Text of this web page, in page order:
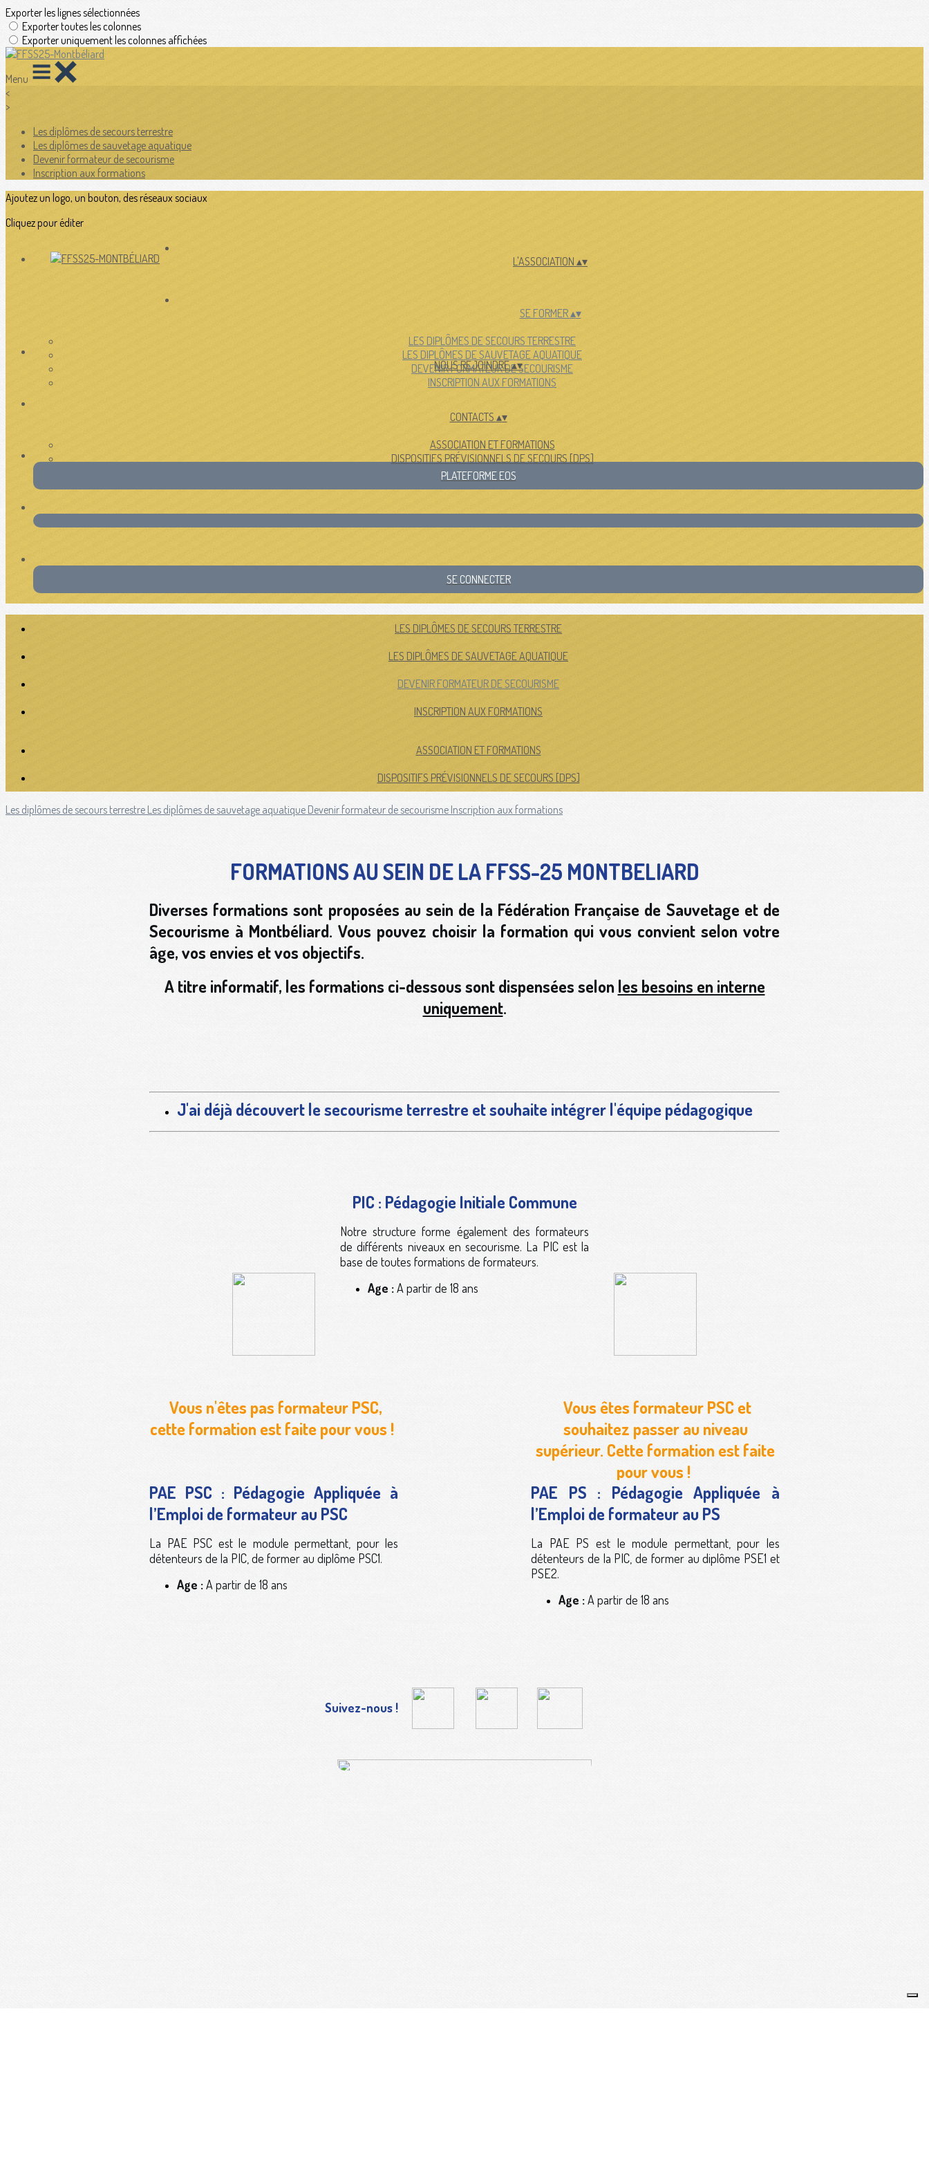
Exporter les lignes sélectionnées
Exporter toutes les colonnes
Exporter uniquement les colonnes affichées
Menu
<
>
Les diplômes de secours terrestre
Les diplômes de sauvetage aquatique
Devenir formateur de secourisme
Inscription aux formations
Ajoutez un logo, un bouton, des réseaux sociaux
Cliquez pour éditer
L'ASSOCIATION ▴▾
SE FORMER▴▾
LES DIPLÔMES DE SECOURS TERRESTRE
LES DIPLÔMES DE SAUVETAGE AQUATIQUE
DEVENIR FORMATEUR DE SECOURISME
INSCRIPTION AUX FORMATIONS
NOUS REJOINDRE▴▾
CONTACTS ▴▾
ASSOCIATION ET FORMATIONS
DISPOSITIFS PRÉVISIONNELS DE SECOURS [DPS]
PLATEFORME EOS
SE CONNECTER
LES DIPLÔMES DE SECOURS TERRESTRE
LES DIPLÔMES DE SAUVETAGE AQUATIQUE
DEVENIR FORMATEUR DE SECOURISME
INSCRIPTION AUX FORMATIONS
ASSOCIATION ET FORMATIONS
DISPOSITIFS PRÉVISIONNELS DE SECOURS [DPS]
Les diplômes de secours terrestre Les diplômes de sauvetage aquatique Devenir formateur de secourisme Inscription aux formations
FORMATIONS AU SEIN DE LA FFSS-25 MONTBELIARD
Diverses formations sont proposées au sein de la Fédération Française de Sauvetage et de
Secourisme à Montbéliard. Vous pouvez choisir la formation qui vous convient selon votre
âge, vos envies et vos objectifs.
A titre informatif, les formations ci-dessous sont dispensées selonles besoins en interne
uniquement.
J'ai déjà découvert le secourisme terrestre et souhaite intégrer l'équipe pédagogique
PIC : Pédagogie Initiale Commune
Notre structure forme également des formateurs
de différents niveaux en secourisme. La PIC est la
base de toutes formations de formateurs.
Age :A partir de 18 ans
Vous n'êtes pas formateur PSC,
cette formation est faite pour vous !
Vous êtes formateur PSC et
souhaitez passer au niveau
supérieur. Cette formation est faite
pour vous !
PAE PSC : Pédagogie Appliquée à
l’Emploi de formateur au PSC
La PAE PSC est le module permettant, pour les
détenteurs de la PIC, de former au diplôme PSC1.
Age :A partir de 18 ans
PAE PS : Pédagogie Appliquée à
l’Emploi de formateur au PS
La PAE PS est le module permettant, pour les
détenteurs de la PIC, de former au diplôme PSE1 et
PSE2.
Age :A partir de 18 ans
Suivez-nous !